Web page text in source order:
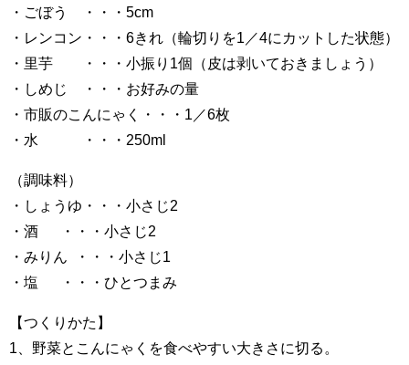
・ごぼう ・・・5cm
・レンコン・・・6きれ（輪切りを1／4にカットした状態）
・里芋 ・・・小振り1個（皮は剥いておきましょう）
・しめじ ・・・お好みの量
・市販のこんにゃく・・・1／6枚
・水 ・・・250ml
（調味料）
・しょうゆ・・・小さじ2
・酒 ・・・小さじ2
・みりん ・・・小さじ1
・塩 ・・・ひとつまみ
【つくりかた】
1、野菜とこんにゃくを食べやすい大きさに切る。